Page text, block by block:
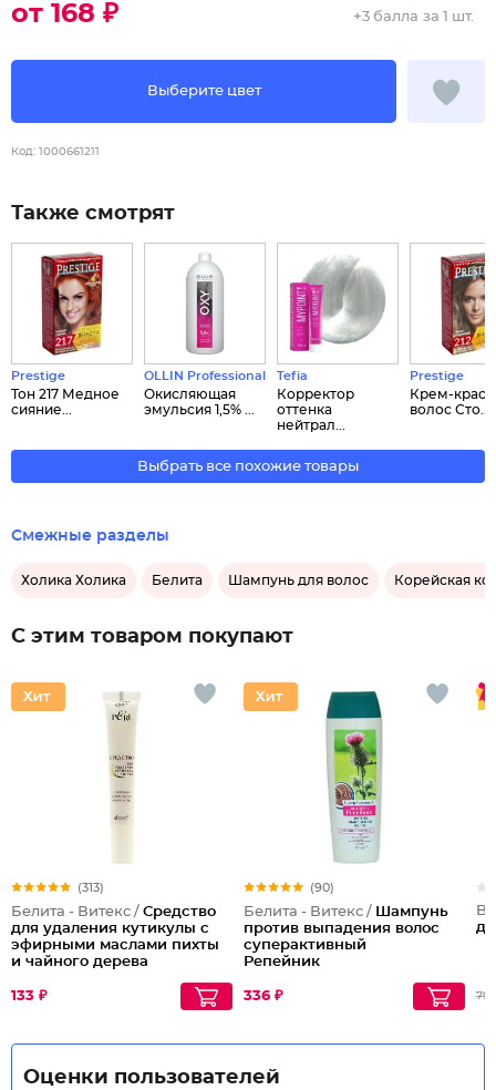
от 168 ₽
Выберите цвет
+3 балла за 1 шт.
Код: 1000661211
Также смотрят
Prestige
Тон 217 Медное
сияние...
OLLIN Professional
Окисляющая
эмульсия 1,5% ...
Tefia
Корректор
оттенка
нейтрал...
Prestige
Крем-
волос Сто...
Выбрать все похожие товары
Смежные разделы
Холика Холика Белита Шампунь для волос Корейская
С этим товаром покупают
(313)
Белита - Витекс / Средство
для удаления кутикулы с
эфирными маслами пихты
и чайного дерева
133 ₽
(90)
Белита - Витекс / Шампунь
против выпадения волос
суперактивный
Репейник
336 ₽ 799
Оценки пользователей